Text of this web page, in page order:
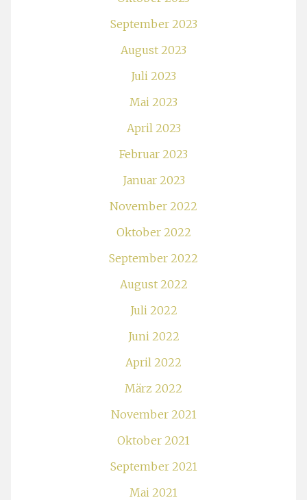
September 2023
August 2023
Juli 2023
Mai 2023
April 2023
Februar 2023
Januar 2023
November 2022
Oktober 2022
September 2022
August 2022
Juli 2022
Juni 2022
April 2022
März 2022
November 2021
Oktober 2021
September 2021
Mai 2021